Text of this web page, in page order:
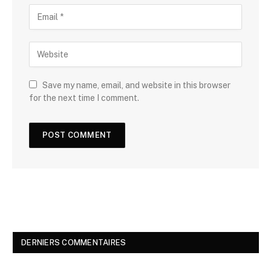
Save my name, email, and website in this browser
for the next time I comment.
DERNIERS COMMENTAIRES